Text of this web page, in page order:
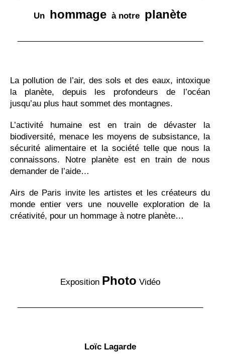
Un hommageà notre planète
La pollution de l’air, des sols et des eaux, intoxique
la planète, depuis les profondeurs de l’océan
jusqu’au plus haut sommet des montagnes.
L’activité humaine est en train de dévaster la
biodiversité, menace les moyens de subsistance, la
sécurité alimentaire et la société telle que nous la
connaissons. Notre planète est en train de nous
demander de l’aide…
Airs de Paris invite les artistes et les créateurs du
monde entier vers une nouvelle exploration de la
créativité, pour un hommage à notre planète…
Exposition Photo Vidéo
Loïc Lagarde